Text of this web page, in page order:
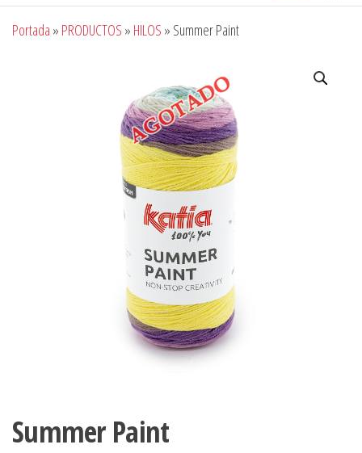
Portada » PRODUCTOS » HILOS » Summer Paint
Summer Paint